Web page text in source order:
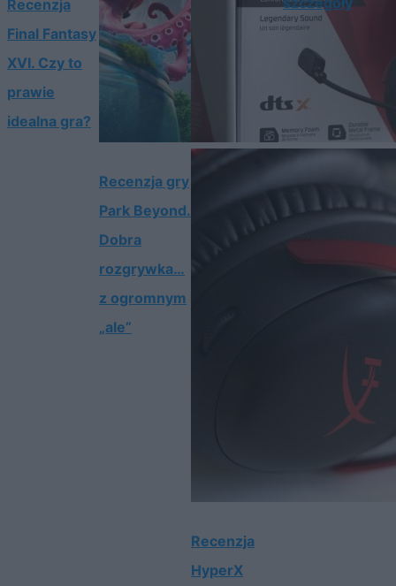
Recenzja
Final Fantasy
XVI. Czy to
prawie
idealna gra?
Recenzja gry
Park Beyond.
Dobra
rozgrywka…
z ogromnym
„ale”
Recenzja
HyperX